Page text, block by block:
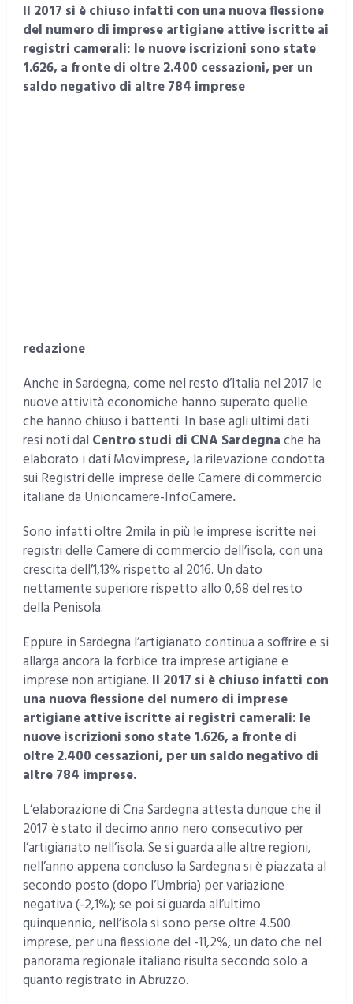
Il 2017 si è chiuso infatti con una nuova flessione
del numero di imprese artigiane attive iscritte ai
registri camerali: le nuove iscrizioni sono state
1.626, a fronte di oltre 2.400 cessazioni, per un
saldo negativo di altre 784 imprese
redazione
Anche in Sardegna, come nel resto d’Italia nel 2017 le
nuove attività economiche hanno superato quelle
che hanno chiuso i battenti. In base agli ultimi dati
resi noti dal Centro studi di CNA Sardegnache ha
elaborato i dati Movimprese, la rilevazione condotta
sui Registri delle imprese delle Camere di commercio
italiane da Unioncamere-InfoCamere.
Sono infatti oltre 2mila in più le imprese iscritte nei
registri delle Camere di commercio dell’isola, con una
crescita dell’1,13% rispetto al 2016. Un dato
nettamente superiore rispetto allo 0,68 del resto
della Penisola.
Eppure in Sardegna l’artigianato continua a soffrire e si
allarga ancora la forbice tra imprese artigiane e
imprese non artigiane. Il 2017 si è chiuso infatti con
una nuova flessione del numero di imprese
artigiane attive iscritte ai registri camerali: le
nuove iscrizioni sono state 1.626, a fronte di
oltre 2.400 cessazioni, per un saldo negativo di
altre 784 imprese.
L’elaborazione di Cna Sardegna attesta dunque che il
2017 è stato il decimo anno nero consecutivo per
l’artigianato nell’isola. Se si guarda alle altre regioni,
nell’anno appena concluso la Sardegna si è piazzata al
secondo posto (dopo l’Umbria) per variazione
negativa (-2,1%); se poi si guarda all’ultimo
quinquennio, nell’isola si sono perse oltre 4.500
imprese, per una flessione del -11,2%, un dato che nel
panorama regionale italiano risulta secondo solo a
quanto registrato in Abruzzo.